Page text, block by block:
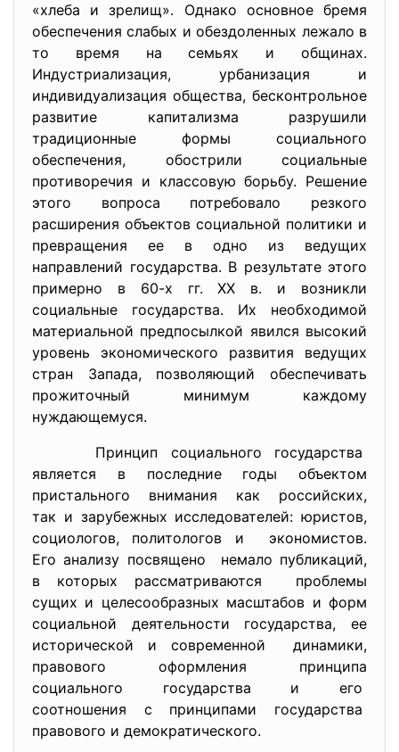
«хлеба и зрелищ». Однако основное бремя
обеспечения слабых и обездоленных лежало в
то время на семьях и общинах.
Индустриализация, урбанизация и
индивидуализация общества, бесконтрольное
развитие капитализма разрушили
традиционные формы социального
обеспечения, обострили социальные
противоречия и классовую борьбу. Решение
этого вопроса потребовало резкого
расширения объектов социальной политики и
превращения ее в одно из ведущих
направлений государства. В результате этого
примерно в 60-х гг. XX в. и возникли
социальные государства. Их необходимой
материальной предпосылкой явился высокий
уровень экономического развития ведущих
стран Запада, позволяющий обеспечивать
прожиточный минимум каждому
нуждающемуся.
Принцип социального государства
является в последние годы объектом
пристального внимания как российских,
так и зарубежных исследователей: юристов,
социологов, политологов и экономистов.
Его анализу посвящено немало публикаций,
в которых рассматриваются проблемы
сущих и целесообразных масштабов и форм
социальной деятельности государства, ее
исторической и современной динамики,
правового оформления принципа
социального государства и его
соотношения с принципами государства
правового и демократического.